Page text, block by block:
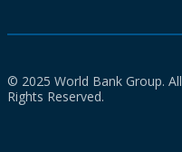
© 2025 World Bank Group. All
Rights Reserved.